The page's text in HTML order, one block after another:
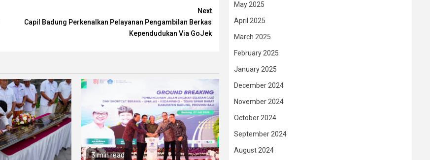
Next
Capil Badung Perkenalkan Pelayanan Pengambilan Berkas
Kependudukan Via GoJek
3 min read
May 2025
April 2025
March 2025
February 2025
January 2025
December 2024
November 2024
October 2024
September 2024
August 2024